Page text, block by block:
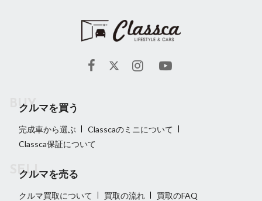
クルマを買う
完成車から選ぶ
Classcaのミニについて
Classca保証について
クルマを売る
クルマ買取について 買取の流れ 買取のFAQ